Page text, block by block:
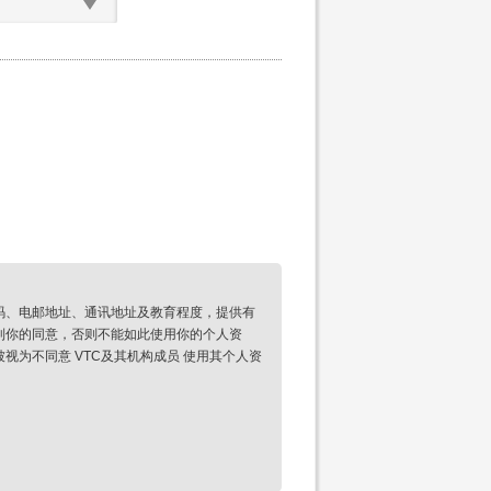
电邮地址、通讯地址及教育程度，提供有
的同意，否则不能如此使用你的个人资
为不同意 VTC及其机构成员 使用其个人资